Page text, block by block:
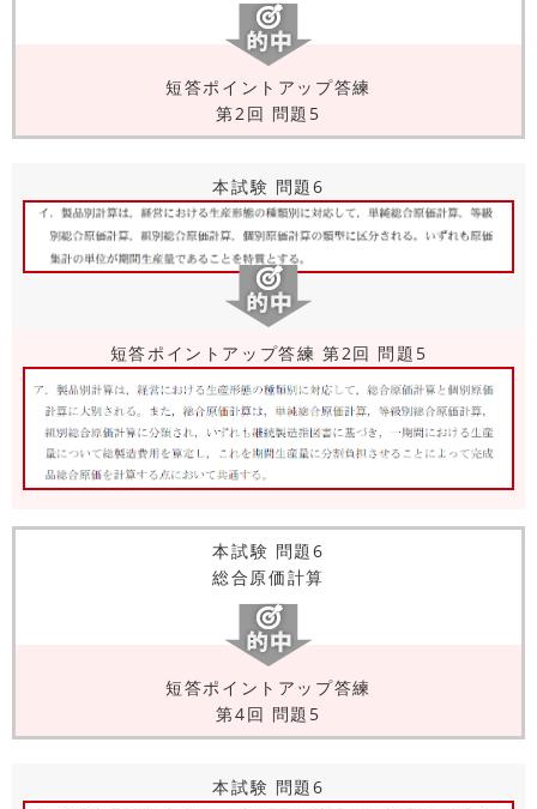
短答ポイントアップ答練
第2回 問題5
本試験 問題6
短答ポイントアップ答練 第2回 問題5
本試験 問題6
総合原価計算
短答ポイントアップ答練
第4回 問題5
本試験 問題6